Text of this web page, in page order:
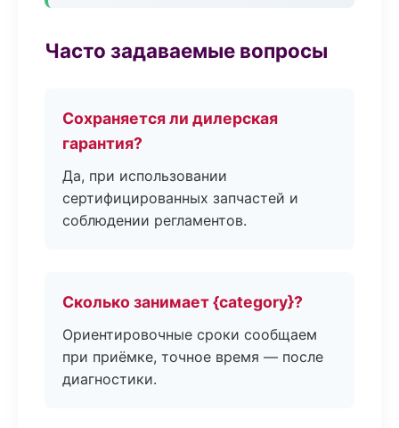
Часто задаваемые вопросы
Сохраняется ли дилерская
гарантия?
Да, при использовании
сертифицированных запчастей и
соблюдении регламентов.
Сколько занимает {category}?
Ориентировочные сроки сообщаем
при приёмке, точное время — после
диагностики.